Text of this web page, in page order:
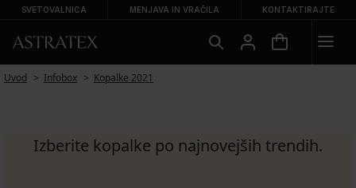
SVETOVALNICA MENJAVA IN VRAČILA KONTAKTIRAJTE
Uvod Infobox Kopalke 2021
Izberite kopalke po najnovejših trendih.